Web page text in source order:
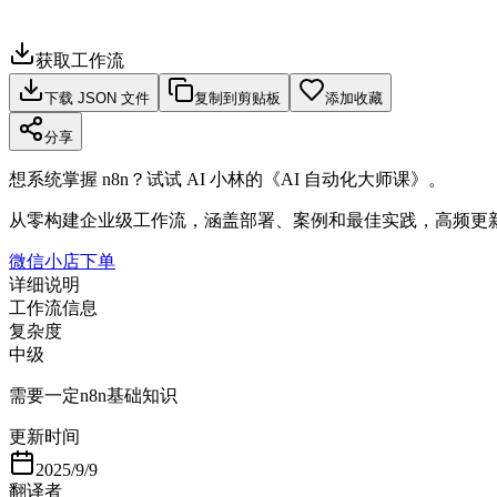
获取工作流
下载 JSON 文件 复制到剪贴板 添加收藏
分享
想系统掌握 n8n？试试 AI 小林的《AI 自动化大师课》。
从零构建企业级工作流，涵盖部署、案例和最佳实践，高频更
微信小店下单
详细说明
工作流信息
复杂度
中级
需要一定n8n基础知识
更新时间
2025/9/9
翻译者